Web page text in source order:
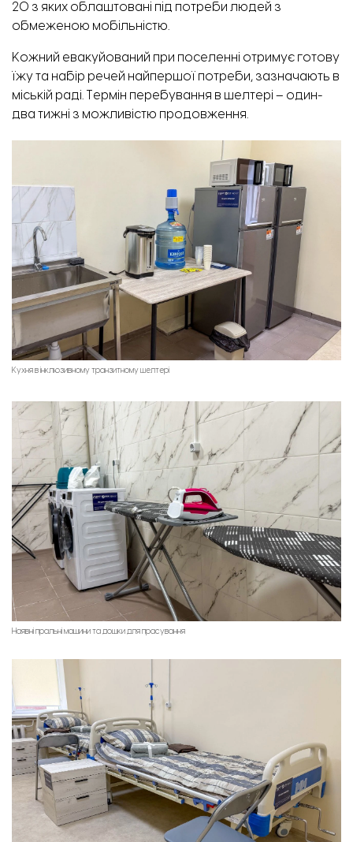
20 з яких облаштовані під потреби людей з
обмеженою мобільністю.
Кожний евакуйований при поселенні отримує готову
їжу та набір речей найпершої потреби, зазначають в
міській раді. Термін перебування в шелтері – один-
два тижні з можливістю продовження.
Кухня в інклюзивному транзитному шелтері
Наявні пральні машини та дошки для прасування